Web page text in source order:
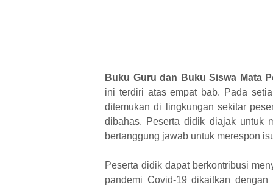
Buku Guru dan Buku Siswa Mata
ini terdiri atas empat bab. Pada
ditemukan di lingkungan sekitar
dibahas. Peserta didik diajak untuk
bertanggung jawab untuk merespon
Peserta didik dapat berkontribusi
pandemi Covid-19 dikaitkan dengan